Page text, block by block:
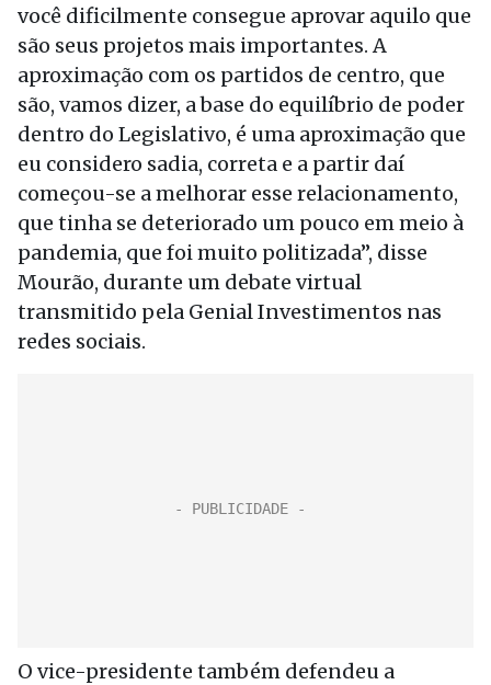
você dificilmente consegue aprovar aquilo que
são seus projetos mais importantes. A
aproximação com os partidos de centro, que
são, vamos dizer, a base do equilíbrio de poder
dentro do Legislativo, é uma aproximação que
eu considero sadia, correta e a partir daí
começou-se a melhorar esse relacionamento,
que tinha se deteriorado um pouco em meio à
pandemia, que foi muito politizada”, disse
Mourão, durante um debate virtual
transmitido pela Genial Investimentos nas
redes sociais.
O vice-presidente também defendeu a